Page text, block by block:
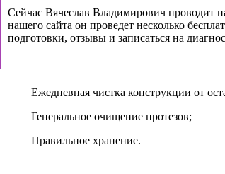
Сейчас Вячеслав Владимирович проводит
нашего сайта он проведет несколько
подготовки, отзывы и записаться на
Ежедневная чистка конструкции от
Генеральное очищение протезов;
Правильное хранение.